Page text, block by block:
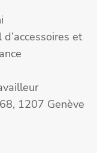
et
1207 Genève